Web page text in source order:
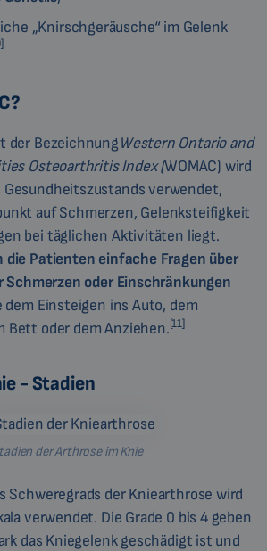
„Knirschgeräusche“ im Gelenk
der BezeichnungWestern Ontario and
Osteoarthritis Index (WOMAC) wird
verwendet,
auf Schmerzen, Gelenksteifigkeit
bei täglichen Aktivitäten liegt.
die Patienten einfache Fragen über
oder Einschränkungen
dem Einsteigen ins Auto, dem
Bett oder dem Anziehen.[11]
- Stadien
der Arthrose im Knie
Schweregrads der Kniearthrose wird
verwendet. Die Grade 0 bis 4 geben
das Kniegelenk geschädigt ist und